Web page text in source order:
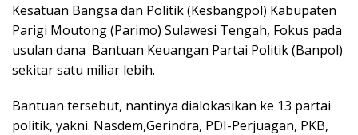
Kesatuan Bangsa dan Politik (Kesbangpol) Kabupaten
Parigi Moutong (Parimo) Sulawesi Tengah, Fokus pada
usulan dana Bantuan Keuangan Partai Politik (Banpol)
sekitar satu miliar lebih.
Bantuan tersebut, nantinya dialokasikan ke 13 partai
politik, yakni. Nasdem,Gerindra, PDI-Perjuagan, PKB,